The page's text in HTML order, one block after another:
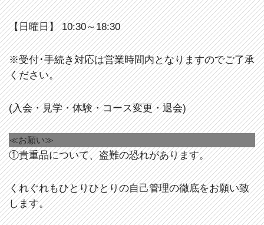
【日曜日】 10:30～18:30
※受付･手続き対応は営業時間内となりますのでご了承
ください。
(入会・見学・体験・コース変更・退会)
≪お願い≫
①貴重品について、盗難の恐れがあります。
くれぐれもひとりひとりの自己管理の徹底をお願い致
します。